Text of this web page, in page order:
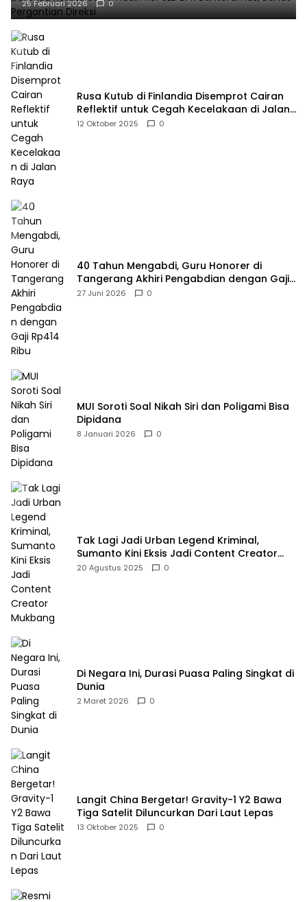
25 Februari 2026 0
Rusa Kutub di Finlandia Disemprot Cairan
Reflektif untuk Cegah Kecelakaan di Jalan
Raya
12 Oktober 2025 0
40 Tahun Mengabdi, Guru Honorer di
Tangerang Akhiri Pengabdian dengan Gaji
Rp414 Ribu
27 Juni 2026 0
MUI Soroti Soal Nikah Siri dan Poligami Bisa
Dipidana
8 Januari 2026 0
Tak Lagi Jadi Urban Legend Kriminal,
Sumanto Kini Eksis Jadi Content Creator
Mukbang
20 Agustus 2025 0
Di Negara Ini, Durasi Puasa Paling Singkat di
Dunia
2 Maret 2026 0
Langit China Bergetar! Gravity-1 Y2 Bawa
Tiga Satelit Diluncurkan Dari Laut Lepas
13 Oktober 2025 0